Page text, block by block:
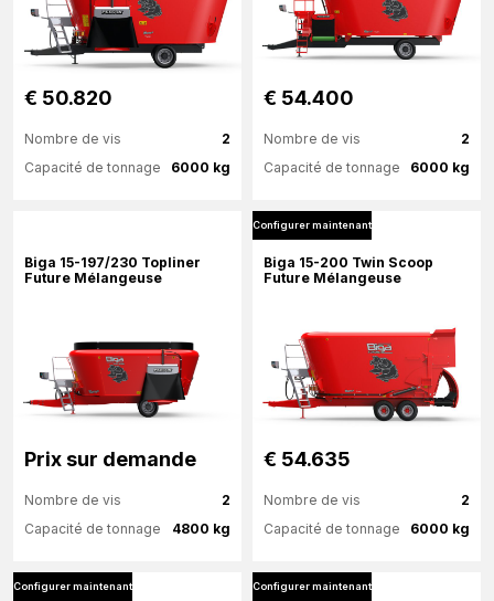
€ 50.820
2
Nombre de vis
6000 kg
Capacité de tonnage
€ 54.400
2
Nombre de vis
6000 kg
Capacité de tonnage
Plus d'information
Biga 15-197/230 Topliner
Future Mélangeuse
Prix ​​sur demande
2
Nombre de vis
4800 kg
Capacité de tonnage
Configurer maintenant
Biga 15-200 Twin Scoop
Future Mélangeuse
€ 54.635
2
Nombre de vis
6000 kg
Capacité de tonnage
Configurer maintenant Configurer maintenant